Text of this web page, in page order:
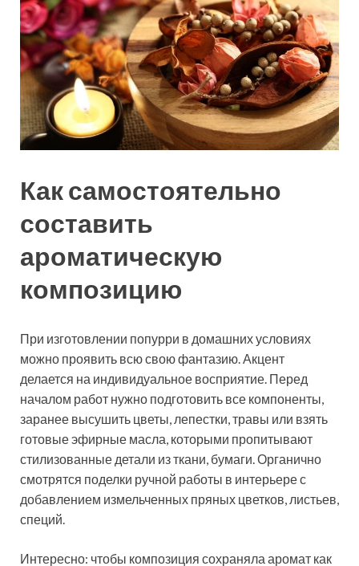
Как самостоятельно
составить
ароматическую
композицию
При изготовлении попурри в домашних условиях
можно проявить всю свою фантазию. Акцент
делается на индивидуальное восприятие. Перед
началом работ нужно подготовить все компоненты,
заранее высушить цветы, лепестки, травы или взять
готовые эфирные масла, которыми пропитывают
стилизованные детали из ткани, бумаги. Органично
смотрятся поделки ручной работы в интерьере с
добавлением измельченных пряных цветков, листьев,
специй.
Интересно: чтобы композиция сохраняла аромат как